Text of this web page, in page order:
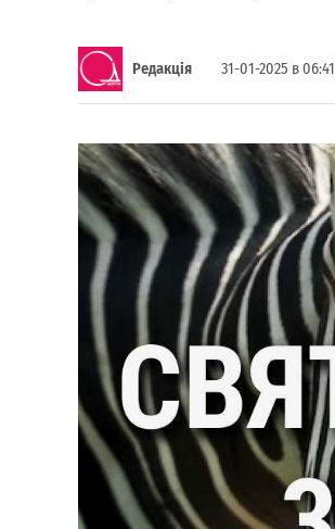
Редакція 31-01-2025 в 06:41